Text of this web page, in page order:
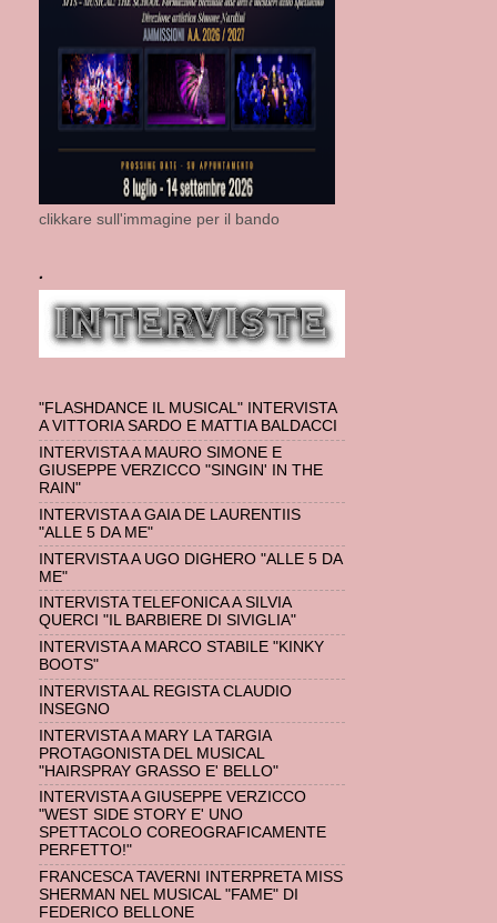
clikkare sull'immagine per il bando
.
"FLASHDANCE IL MUSICAL" INTERVISTA
A VITTORIA SARDO E MATTIA BALDACCI
INTERVISTA A MAURO SIMONE E
GIUSEPPE VERZICCO "SINGIN' IN THE
RAIN"
INTERVISTA A GAIA DE LAURENTIIS
"ALLE 5 DA ME"
INTERVISTA A UGO DIGHERO "ALLE 5 DA
ME"
INTERVISTA TELEFONICA A SILVIA
QUERCI "IL BARBIERE DI SIVIGLIA"
INTERVISTA A MARCO STABILE "KINKY
BOOTS"
INTERVISTA AL REGISTA CLAUDIO
INSEGNO
INTERVISTA A MARY LA TARGIA
PROTAGONISTA DEL MUSICAL
"HAIRSPRAY GRASSO E' BELLO"
INTERVISTA A GIUSEPPE VERZICCO
"WEST SIDE STORY E' UNO
SPETTACOLO COREOGRAFICAMENTE
PERFETTO!"
FRANCESCA TAVERNI INTERPRETA MISS
SHERMAN NEL MUSICAL "FAME" DI
FEDERICO BELLONE